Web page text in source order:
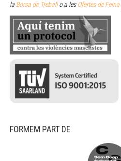
la Borsa de Treballo a lesOfertes de Feina
FORMEM PART DE